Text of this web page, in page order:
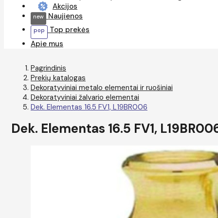
Akcijos
Naujienos
Top prekės
Apie mus
Pagrindinis
Prekių katalogas
Dekoratyviniai metalo elementai ir ruošiniai
Dekoratyviniai žalvario elementai
Dek. Elementas 16.5 FV1, L19BR006
Dek. Elementas 16.5 FV1,